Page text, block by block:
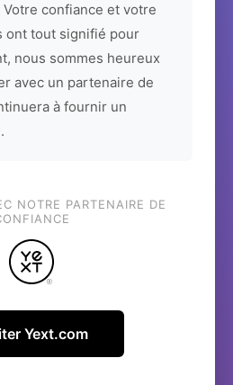
confiance et votre
ont tout signifié pour
nous sommes heureux
avec un partenaire de
à fournir un
NOTRE PARTENAIRE DE
Yext.com